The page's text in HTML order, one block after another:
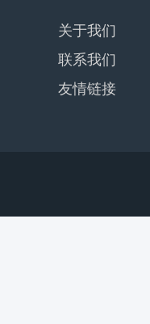
关于我们
联系我们
友情链接